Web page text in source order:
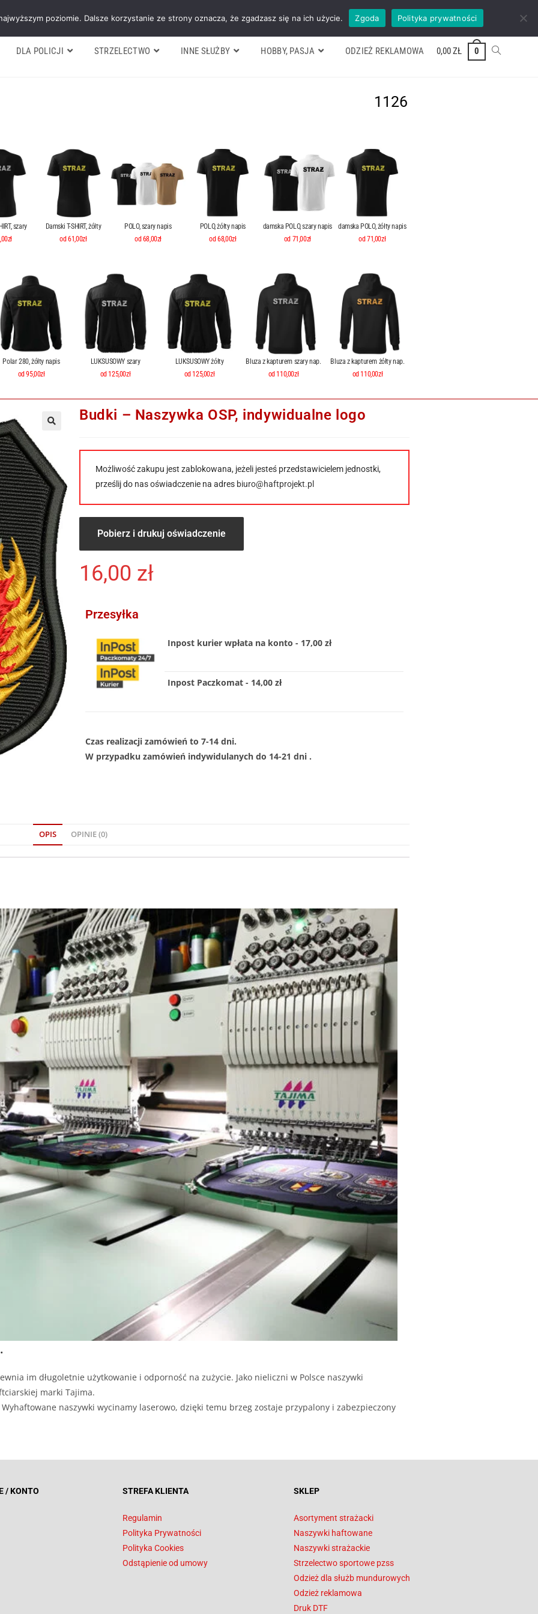
Formularz wyceny Kontakt ZADZWOŃ TEL. 600 352 938
DLA POLICJI STRZELECTWO INNE SŁUŻBY HOBBY, PASJA ODZIEŻ REKLAMOWA 0,00ZŁ 0
1126
szary
Damski T-SHIRT, żółty
od 61,00zł
POLO, szary napis
od 68,00zł
POLO, żółty napis
od 68,00zł
damska POLO, szary napis
od 71,00zł
damska POLO, żółty napis
od 71,00zł
Polar 280, żółty napis
od 95,00zł
LUKSUSOWY szary
od 125,00zł
LUKSUSOWY żółty
od 125,00zł
Bluza z kapturem szary nap.
od 110,00zł
Bluza z kapturem żółty nap.
od 110,00zł
Budki – Naszywka OSP, indywidualne logo
Możliwość zakupu jest zablokowana, jeżeli jesteś przedstawicielem jednostki,
prześlij do nas oświadczenie na adres biuro@haftprojekt.pl
Pobierz i drukuj oświadczenie
16,00 zł
Przesyłka
Inpost kurier wpłata na konto - 17,00 zł
Inpost Paczkomat - 14,00 zł
Czas realizacji zamówień to 7-14 dni.
W przypadku zamówień indywidulanych do 14-21 dni .
OPIS OPINIE (0)
im długoletnie użytkowanie i odporność na zużycie. Jako nieliczni w Polsce naszywki
marki Tajima.
naszywki wycinamy laserowo, dzięki temu brzeg zostaje przypalony i zabezpieczony
/ KONTO STREFA KLIENTA
Regulamin
Polityka Prywatności
Polityka Cookies
Odstąpienie od umowy
SKLEP
Asortyment strażacki
Naszywki haftowane
Naszywki strażackie
Strzelectwo sportowe pzss
Odzież dla służb mundurowych
Odzież reklamowa
Druk DTF
poziomie. Dalsze korzystanie ze strony oznacza, że zgadzasz się na ich użycie. Zgoda Polityka prywatności